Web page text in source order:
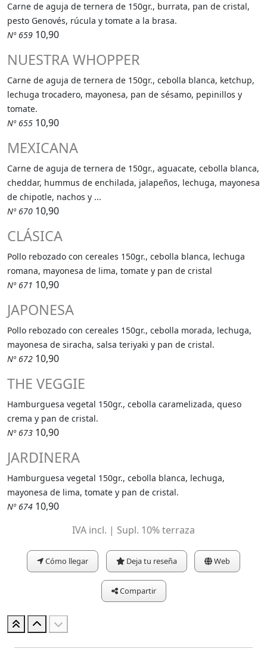
Carne de aguja de ternera de 150gr., burrata, pan de cristal,
pesto Genovés, rúcula y tomate a la brasa.
Nº 659 10,90
NUESTRA WHOPPER
Carne de aguja de ternera de 150gr., cebolla blanca, ketchup,
lechuga trocadero, mayonesa, pan de sésamo, pepinillos y
tomate.
Nº 655 10,90
MEXICANA
Carne de aguja de ternera de 150gr., aguacate, cebolla blanca,
cheddar, hummus de enchilada, jalapeños, lechuga, mayonesa
de chipotle, nachos y ...
Nº 670 10,90
CLÁSICA
Pollo rebozado con cereales 150gr., cebolla blanca, lechuga
romana, mayonesa de lima, tomate y pan de cristal
Nº 671 10,90
JAPONESA
Pollo rebozado con cereales 150gr., cebolla morada, lechuga,
mayonesa de siracha, salsa teriyaki y pan de cristal.
Nº 672 10,90
THE VEGGIE
Hamburguesa vegetal 150gr., cebolla caramelizada, queso
crema y pan de cristal.
Nº 673 10,90
JARDINERA
Hamburguesa vegetal 150gr., cebolla blanca, lechuga,
mayonesa de lima, tomate y pan de cristal.
Nº 674 10,90
IVA incl. | Supl. 10% terraza
Cómo llegar Deja tu reseña Web
Compartir